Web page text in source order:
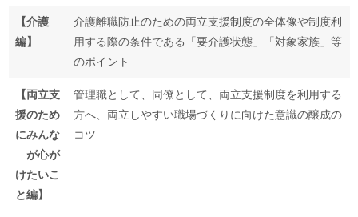
【介護
編】
介護離職防止のための両立支援制度の全体像や制度利
用する際の条件である「要介護状態」「対象家族」等
のポイント
【両立支
援のため
にみんな
が心が
けたいこ
と編】
管理職として、同僚として、両立支援制度を利用する
方へ、両立しやすい職場づくりに向けた意識の醸成の
コツ